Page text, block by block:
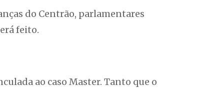
do Centrão, parlamentares
feito.
ao caso Master. Tanto que o